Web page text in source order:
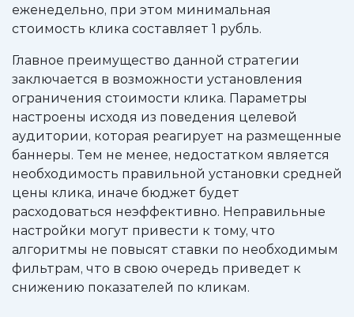
еженедельно, при этом минимальная
стоимость клика составляет 1 рубль.
Главное преимущество данной стратегии
заключается в возможности установления
ограничения стоимости клика. Параметры
настроены исходя из поведения целевой
аудитории, которая реагирует на размещенные
баннеры. Тем не менее, недостатком является
необходимость правильной установки средней
цены клика, иначе бюджет будет
расходоваться неэффективно. Неправильные
настройки могут привести к тому, что
алгоритмы не повысят ставки по необходимым
фильтрам, что в свою очередь приведет к
снижению показателей по кликам.